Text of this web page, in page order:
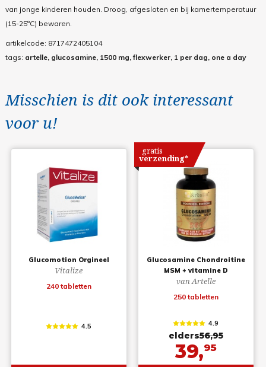
van jonge kinderen houden. Droog, afgesloten en bij kamertemperatuur
(15-25°C) bewaren.
artikelcode: 8717472405104
tags: artelle, glucosamine, 1500 mg, flexwerker, 1 per dag, one a day
Misschien is dit ook interessant
voor u!
Glucomotion Orgineel
Vitalize
240 tabletten
4.5
Glucosamine Chondroitine
MSM + vitamine D
van Artelle
250 tabletten
gratis
verzending*
4.9
elders56,95
39,95